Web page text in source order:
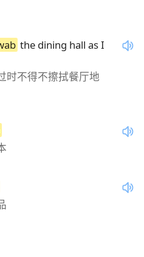
the dining hall as I
时不得不擦拭餐厅地